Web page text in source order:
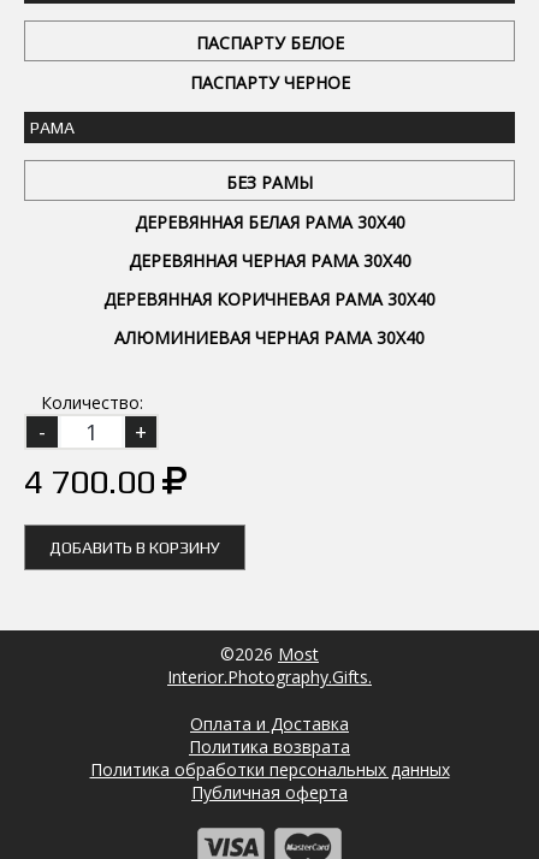
ПАСПАРТУ БЕЛОЕ
ПАСПАРТУ ЧЕРНОЕ
РАМА
БЕЗ РАМЫ
ДЕРЕВЯННАЯ БЕЛАЯ РАМА 30Х40
ДЕРЕВЯННАЯ ЧЕРНАЯ РАМА 30Х40
ДЕРЕВЯННАЯ КОРИЧНЕВАЯ РАМА 30Х40
АЛЮМИНИЕВАЯ ЧЕРНАЯ РАМА 30Х40
Количество:
4 700.00
ДОБАВИТЬ В КОРЗИНУ
©2026 Most
Interior.Photography.Gifts.
Оплата и Доставка
Политика возврата
Политика обработки персональных данных
Публичная оферта